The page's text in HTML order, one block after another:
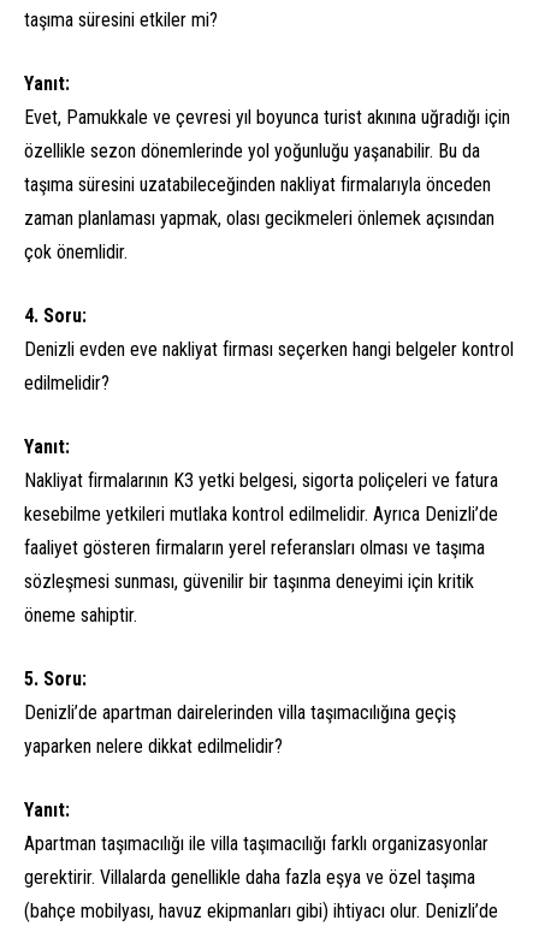
taşıma süresini etkiler mi?
Yanıt:
Evet, Pamukkale ve çevresi yıl boyunca turist akınına uğradığı için
özellikle sezon dönemlerinde yol yoğunluğu yaşanabilir. Bu da
taşıma süresini uzatabileceğinden nakliyat firmalarıyla önceden
zaman planlaması yapmak, olası gecikmeleri önlemek açısından
çok önemlidir.
4. Soru:
Denizli evden eve nakliyat firması seçerken hangi belgeler kontrol
edilmelidir?
Yanıt:
Nakliyat firmalarının K3 yetki belgesi, sigorta poliçeleri ve fatura
kesebilme yetkileri mutlaka kontrol edilmelidir. Ayrıca Denizli’de
faaliyet gösteren firmaların yerel referansları olması ve taşıma
sözleşmesi sunması, güvenilir bir taşınma deneyimi için kritik
öneme sahiptir.
5. Soru:
Denizli’de apartman dairelerinden villa taşımacılığına geçiş
yaparken nelere dikkat edilmelidir?
Yanıt:
Apartman taşımacılığı ile villa taşımacılığı farklı organizasyonlar
gerektirir. Villalarda genellikle daha fazla eşya ve özel taşıma
(bahçe mobilyası, havuz ekipmanları gibi) ihtiyacı olur. Denizli’de